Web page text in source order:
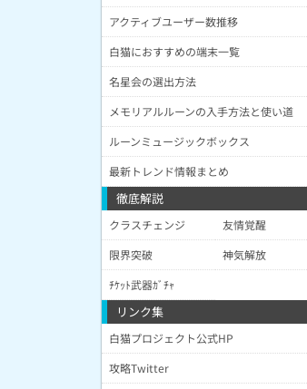
アクティブユーザー数推移
白猫におすすめの端末一覧
名星会の選出方法
メモリアルルーンの入手方法と使い道
ルーンミュージックボックス
最新トレンド情報まとめ
徹底解説
クラスチェンジ
友情覚醒
限界突破
神気解放
ﾁｹｯﾄ武器ｶﾞﾁｬ
リンク集
白猫プロジェクト公式HP
攻略Twitter